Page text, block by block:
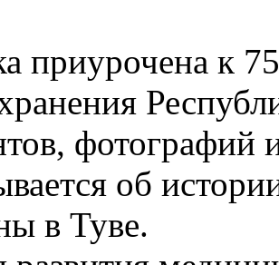
приурочена к
фотографий
об
в Туве.